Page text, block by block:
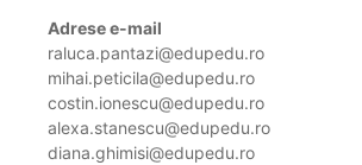
Adrese e-mail
raluca.pantazi@edupedu.ro
mihai.peticila@edupedu.ro
costin.ionescu@edupedu.ro
alexa.stanescu@edupedu.ro
diana.ghimisi@edupedu.ro